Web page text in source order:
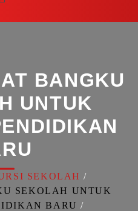
BANGKU
UNTUK
SEKOLAH
SEKOLAH UNTUK
BARU